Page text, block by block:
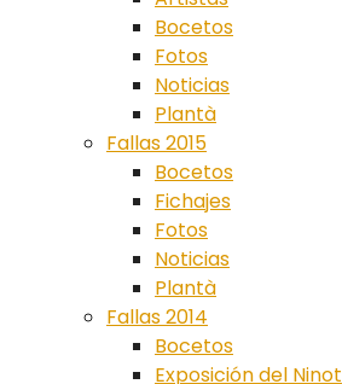
Bocetos
Fotos
Noticias
Plantà
Fallas 2015
Bocetos
Fichajes
Fotos
Noticias
Plantà
Fallas 2014
Bocetos
Exposición del Ninot